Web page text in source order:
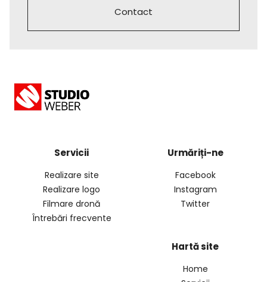
Contact
Servicii
Realizare site
Realizare logo
Filmare dronă
Întrebări frecvente
Urmăriți-ne
Facebook
Instagram
Twitter
Hartă site
Home